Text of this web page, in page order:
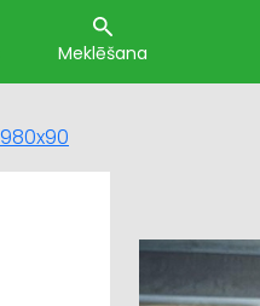
Meklēšana